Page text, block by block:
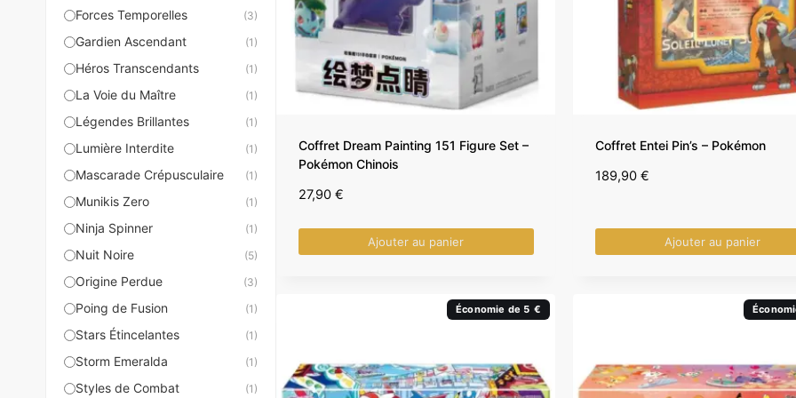
Forces Temporelles (3)
Gardien Ascendant (1)
Héros Transcendants (1)
La Voie du Maître (1)
Légendes Brillantes (1)
Lumière Interdite (1)
Mascarade Crépusculaire (1)
Munikis Zero (1)
Ninja Spinner (1)
Nuit Noire (5)
Origine Perdue (3)
Poing de Fusion (1)
Stars Étincelantes (1)
Storm Emeralda (1)
Styles de Combat (1)
Coffret Dream Painting 151 Figure Set –
Pokémon Chinois
27,90 €
Ajouter au panier
Coffret Entei Pin’s – Pokémon
189,90 €
Ajouter au panier
Économie de 5 €